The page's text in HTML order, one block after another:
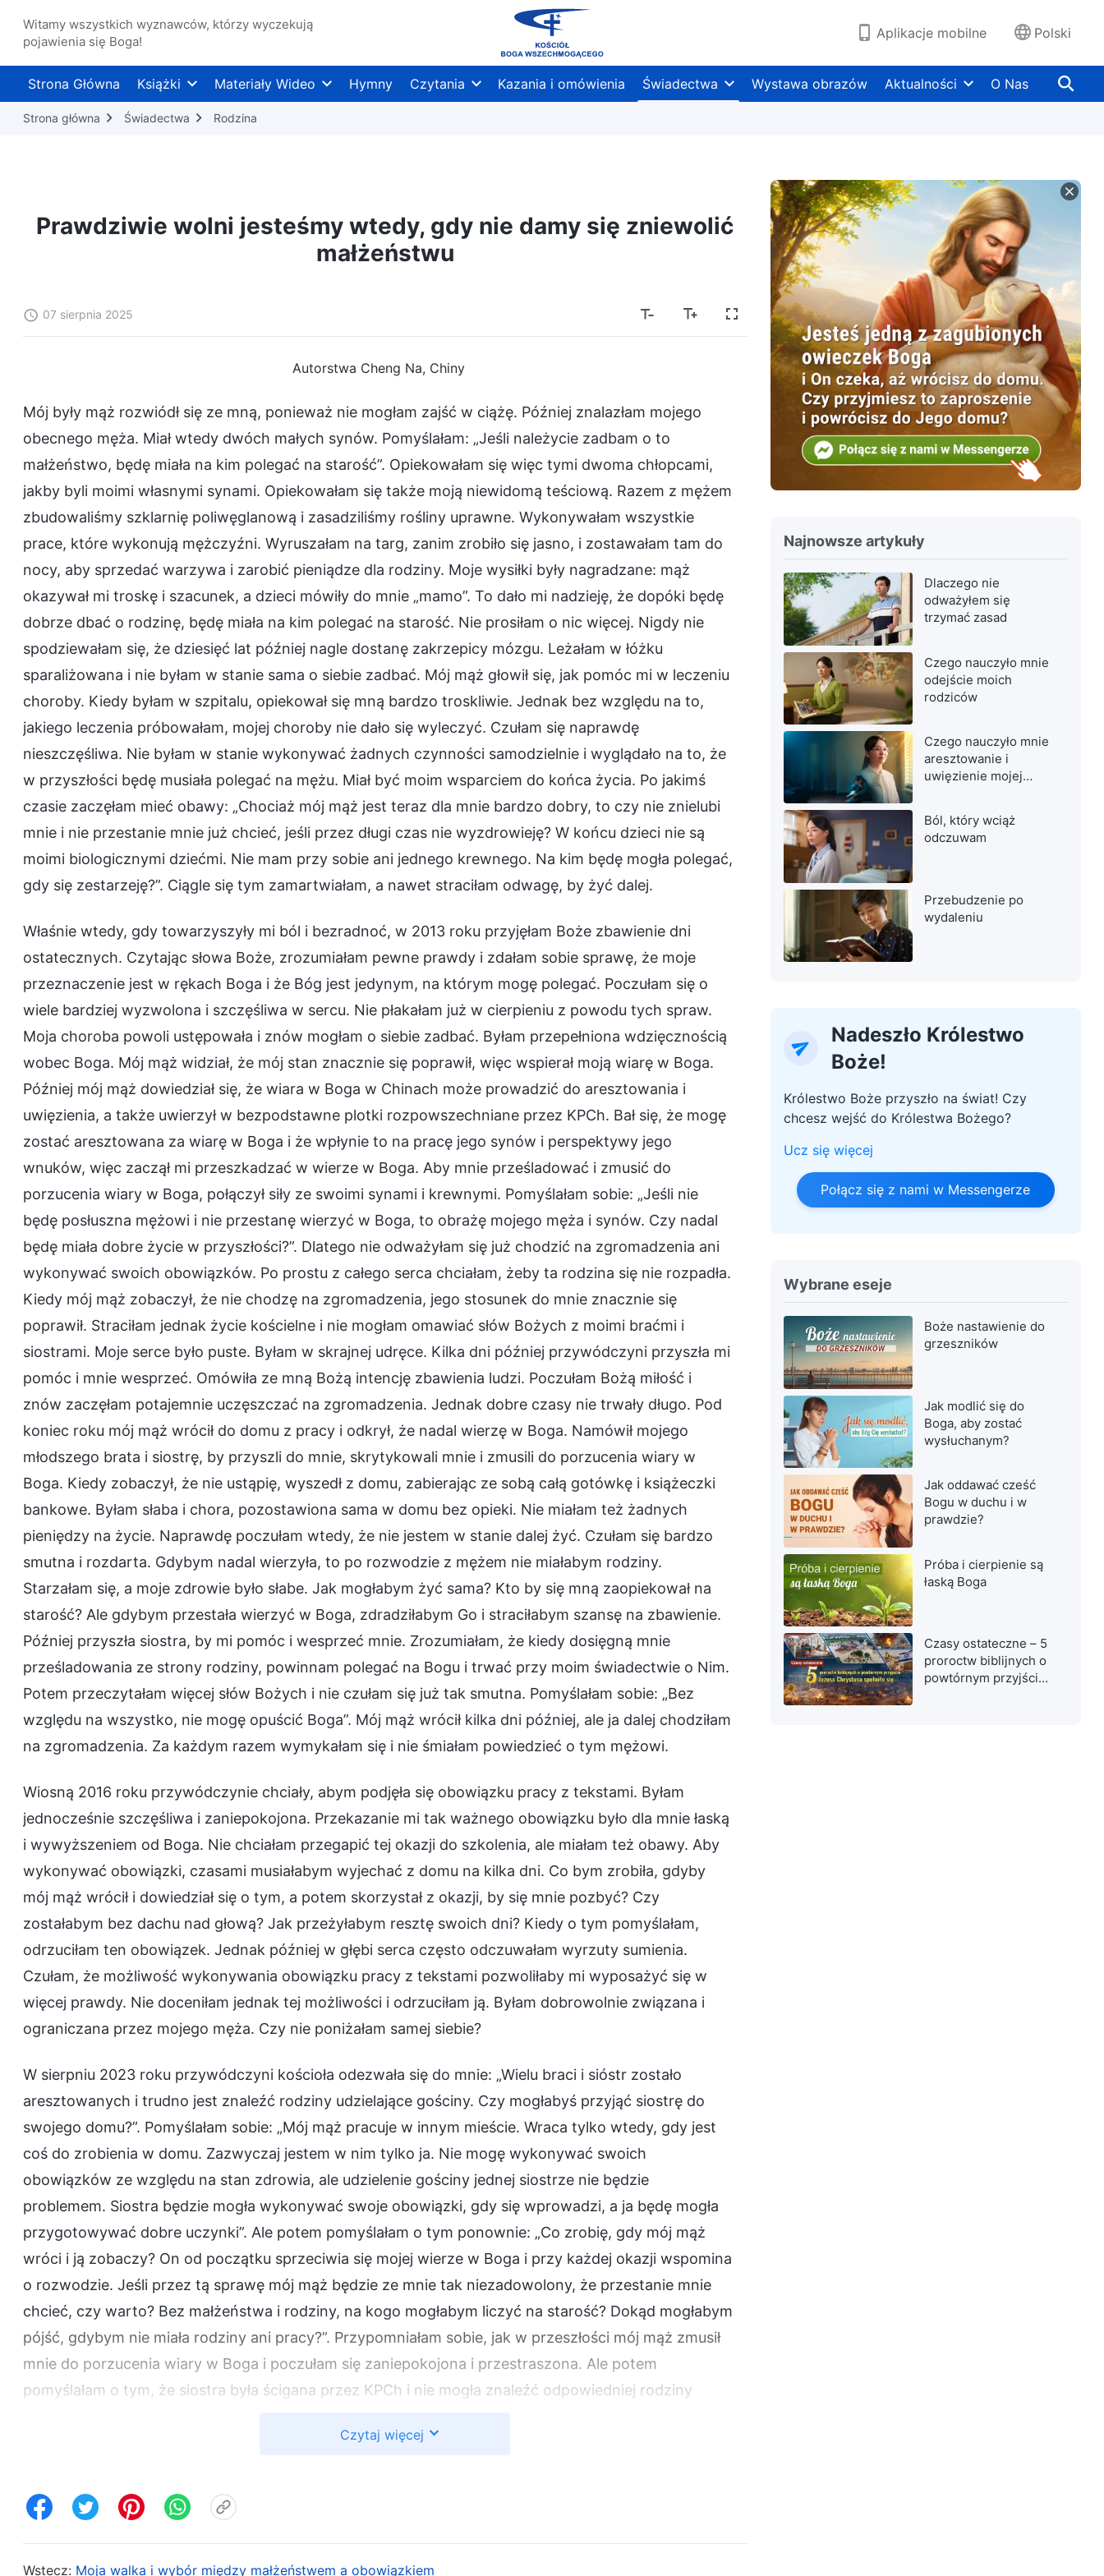
Witamy wszystkich wyznawców, którzy wyczekują
pojawienia się Boga!
Aplikacje mobilne Polski
Strona Główna Książki Materiały Wideo Hymny Czytania Kazania i omówienia Świadectwa Wystawa obrazów Aktualności O Nas
Strona główna Świadectwa Rodzina
Prawdziwie wolni jesteśmy wtedy, gdy nie damy się zniewolić
małżeństwu
07 sierpnia 2025
Autorstwa Cheng Na, Chiny
Mój były mąż rozwiódł się ze mną, ponieważ nie mogłam zajść w ciążę. Później znalazłam mojego
obecnego męża. Miał wtedy dwóch małych synów. Pomyślałam: „Jeśli należycie zadbam o to
małżeństwo, będę miała na kim polegać na starość”. Opiekowałam się więc tymi dwoma chłopcami,
jakby byli moimi własnymi synami. Opiekowałam się także moją niewidomą teściową. Razem z mężem
zbudowaliśmy szklarnię poliwęglanową i zasadziliśmy rośliny uprawne. Wykonywałam wszystkie
prace, które wykonują mężczyźni. Wyruszałam na targ, zanim zrobiło się jasno, i zostawałam tam do
nocy, aby sprzedać warzywa i zarobić pieniądze dla rodziny. Moje wysiłki były nagradzane: mąż
okazywał mi troskę i szacunek, a dzieci mówiły do mnie „mamo”. To dało mi nadzieję, że dopóki będę
dobrze dbać o rodzinę, będę miała na kim polegać na starość. Nie prosiłam o nic więcej. Nigdy nie
spodziewałam się, że dziesięć lat później nagle dostanę zakrzepicy mózgu. Leżałam w łóżku
sparaliżowana i nie byłam w stanie sama o siebie zadbać. Mój mąż głowił się, jak pomóc mi w leczeniu
choroby. Kiedy byłam w szpitalu, opiekował się mną bardzo troskliwie. Jednak bez względu na to,
jakiego leczenia próbowałam, mojej choroby nie dało się wyleczyć. Czułam się naprawdę
nieszczęśliwa. Nie byłam w stanie wykonywać żadnych czynności samodzielnie i wyglądało na to, że
w przyszłości będę musiała polegać na mężu. Miał być moim wsparciem do końca życia. Po jakimś
czasie zaczęłam mieć obawy: „Chociaż mój mąż jest teraz dla mnie bardzo dobry, to czy nie znielubi
mnie i nie przestanie mnie już chcieć, jeśli przez długi czas nie wyzdrowieję? W końcu dzieci nie są
moimi biologicznymi dziećmi. Nie mam przy sobie ani jednego krewnego. Na kim będę mogła polegać,
gdy się zestarzeję?”. Ciągle się tym zamartwiałam, a nawet straciłam odwagę, by żyć dalej.
Właśnie wtedy, gdy towarzyszyły mi ból i bezradnoć, w 2013 roku przyjęłam Boże zbawienie dni
ostatecznych. Czytając słowa Boże, zrozumiałam pewne prawdy i zdałam sobie sprawę, że moje
przeznaczenie jest w rękach Boga i że Bóg jest jedynym, na którym mogę polegać. Poczułam się o
wiele bardziej wyzwolona i szczęśliwa w sercu. Nie płakałam już w cierpieniu z powodu tych spraw.
Moja choroba powoli ustępowała i znów mogłam o siebie zadbać. Byłam przepełniona wdzięcznością
wobec Boga. Mój mąż widział, że mój stan znacznie się poprawił, więc wspierał moją wiarę w Boga.
Później mój mąż dowiedział się, że wiara w Boga w Chinach może prowadzić do aresztowania i
uwięzienia, a także uwierzył w bezpodstawne plotki rozpowszechniane przez KPCh. Bał się, że mogę
zostać aresztowana za wiarę w Boga i że wpłynie to na pracę jego synów i perspektywy jego
wnuków, więc zaczął mi przeszkadzać w wierze w Boga. Aby mnie prześladować i zmusić do
porzucenia wiary w Boga, połączył siły ze swoimi synami i krewnymi. Pomyślałam sobie: „Jeśli nie
będę posłuszna mężowi i nie przestanę wierzyć w Boga, to obrażę mojego męża i synów. Czy nadal
będę miała dobre życie w przyszłości?”. Dlatego nie odważyłam się już chodzić na zgromadzenia ani
wykonywać swoich obowiązków. Po prostu z całego serca chciałam, żeby ta rodzina się nie rozpadła.
Kiedy mój mąż zobaczył, że nie chodzę na zgromadzenia, jego stosunek do mnie znacznie się
poprawił. Straciłam jednak życie kościelne i nie mogłam omawiać słów Bożych z moimi braćmi i
siostrami. Moje serce było puste. Byłam w skrajnej udręce. Kilka dni później przywódczyni przyszła mi
pomóc i mnie wesprzeć. Omówiła ze mną Bożą intencję zbawienia ludzi. Poczułam Bożą miłość i
znów zaczęłam potajemnie uczęszczać na zgromadzenia. Jednak dobre czasy nie trwały długo. Pod
koniec roku mój mąż wrócił do domu z pracy i odkrył, że nadal wierzę w Boga. Namówił mojego
młodszego brata i siostrę, by przyszli do mnie, skrytykowali mnie i zmusili do porzucenia wiary w
Boga. Kiedy zobaczył, że nie ustąpię, wyszedł z domu, zabierając ze sobą całą gotówkę i książeczki
bankowe. Byłam słaba i chora, pozostawiona sama w domu bez opieki. Nie miałam też żadnych
pieniędzy na życie. Naprawdę poczułam wtedy, że nie jestem w stanie dalej żyć. Czułam się bardzo
smutna i rozdarta. Gdybym nadal wierzyła, to po rozwodzie z mężem nie miałabym rodziny.
Starzałam się, a moje zdrowie było słabe. Jak mogłabym żyć sama? Kto by się mną zaopiekował na
starość? Ale gdybym przestała wierzyć w Boga, zdradziłabym Go i straciłabym szansę na zbawienie.
Później przyszła siostra, by mi pomóc i wesprzeć mnie. Zrozumiałam, że kiedy dosięgną mnie
prześladowania ze strony rodziny, powinnam polegać na Bogu i trwać przy moim świadectwie o Nim.
Potem przeczytałam więcej słów Bożych i nie czułam się już tak smutna. Pomyślałam sobie: „Bez
względu na wszystko, nie mogę opuścić Boga”. Mój mąż wrócił kilka dni później, ale ja dalej chodziłam
na zgromadzenia. Za każdym razem wymykałam się i nie śmiałam powiedzieć o tym mężowi.
Wiosną 2016 roku przywódczynie chciały, abym podjęła się obowiązku pracy z tekstami. Byłam
jednocześnie szczęśliwa i zaniepokojona. Przekazanie mi tak ważnego obowiązku było dla mnie łaską
i wywyższeniem od Boga. Nie chciałam przegapić tej okazji do szkolenia, ale miałam też obawy. Aby
wykonywać obowiązki, czasami musiałabym wyjechać z domu na kilka dni. Co bym zrobiła, gdyby
mój mąż wrócił i dowiedział się o tym, a potem skorzystał z okazji, by się mnie pozbyć? Czy
zostałabym bez dachu nad głową? Jak przeżyłabym resztę swoich dni? Kiedy o tym pomyślałam,
odrzuciłam ten obowiązek. Jednak później w głębi serca często odczuwałam wyrzuty sumienia.
Czułam, że możliwość wykonywania obowiązku pracy z tekstami pozwoliłaby mi wyposażyć się w
więcej prawdy. Nie doceniłam jednak tej możliwości i odrzuciłam ją. Byłam dobrowolnie związana i
ograniczana przez mojego męża. Czy nie poniżałam samej siebie?
W sierpniu 2023 roku przywódczyni kościoła odezwała się do mnie: „Wielu braci i sióstr zostało
aresztowanych i trudno jest znaleźć rodziny udzielające gościny. Czy mogłabyś przyjąć siostrę do
swojego domu?”. Pomyślałam sobie: „Mój mąż pracuje w innym mieście. Wraca tylko wtedy, gdy jest
coś do zrobienia w domu. Zazwyczaj jestem w nim tylko ja. Nie mogę wykonywać swoich
obowiązków ze względu na stan zdrowia, ale udzielenie gościny jednej siostrze nie będzie
problemem. Siostra będzie mogła wykonywać swoje obowiązki, gdy się wprowadzi, a ja będę mogła
przygotowywać dobre uczynki”. Ale potem pomyślałam o tym ponownie: „Co zrobię, gdy mój mąż
wróci i ją zobaczy? On od początku sprzeciwia się mojej wierze w Boga i przy każdej okazji wspomina
o rozwodzie. Jeśli przez tą sprawę mój mąż będzie ze mnie tak niezadowolony, że przestanie mnie
chcieć, czy warto? Bez małżeństwa i rodziny, na kogo mogłabym liczyć na starość? Dokąd mogłabym
pójść, gdybym nie miała rodziny ani pracy?”. Przypomniałam sobie, jak w przeszłości mój mąż zmusił
mnie do porzucenia wiary w Boga i poczułam się zaniepokojona i przestraszona. Ale potem
pomyślałam o tym, że siostra była ścigana przez KPCh i nie mogła znaleźć odpowiedniej rodziny
kłopotów? Co zrobimy, jeśli się wścieknie i wyrzuci mnie i siostrę? Poza tym sytuacja jest teraz trudna.
Jeśli siostra nie będzie miała gdzie mieszkać i zostanie aresztowana, to co wtedy? Wtedy nie tylko nie
zdołam przygotować dobrych uczynków, ale zamiast tego będę robić złe”. Potem pomyślałam jeszcze
Czytaj więcej
Wstecz: Moja walka i wybór między małżeństwem a obowiązkiem
Najnowsze artykuły
Dlaczego nie
odważyłem się
trzymać zasad
Czego nauczyło mnie
odejście moich
rodziców
Czego nauczyło mnie
aresztowanie i
uwięzienie mojej
Ból, który wciąż
odczuwam
Przebudzenie po
wydaleniu
Nadeszło Królestwo
Boże!
Królestwo Boże przyszło na świat! Czy
chcesz wejść do Królestwa Bożego?
Ucz się więcej
Połącz się z nami w Messengerze
Wybrane eseje
Boże nastawienie do
grzeszników
Jak modlić się do
Boga, aby zostać
wysłuchanym?
Jak oddawać cześć
Bogu w duchu i w
prawdzie?
Próba i cierpienie są
łaską Boga
Czasy ostateczne – 5
proroctw biblijnych o
powtórnym przyjściu